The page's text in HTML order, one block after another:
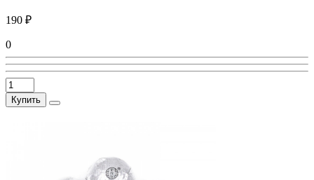
190 ₽
0
Купить